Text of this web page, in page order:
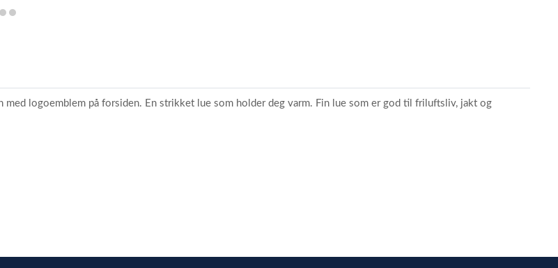
itemitem
logoemblem på forsiden. En strikket lue som holder deg varm. Fin lue som er god til friluftsliv, jakt og